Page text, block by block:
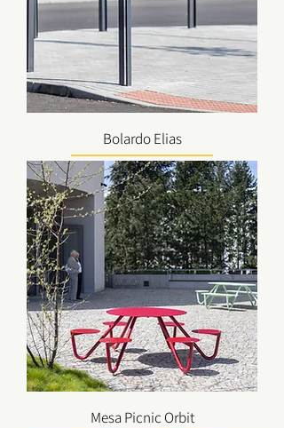
Bolardo Elias
Mesa Picnic Orbit